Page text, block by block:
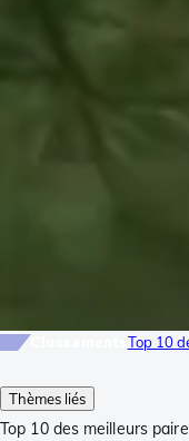
Thèmes liés
Top 10 des meilleurs
Top 10